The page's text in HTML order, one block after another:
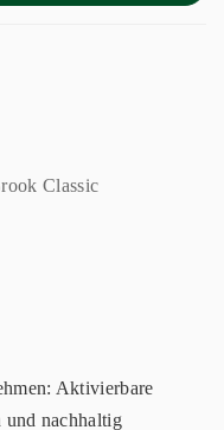
Aktivierbare
nachhaltig